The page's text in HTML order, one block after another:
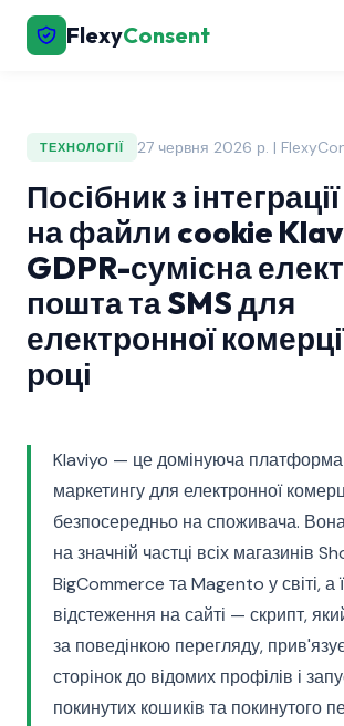
FlexyConsent
ТЕХНОЛОГІЇ 27 червня 2026 р. |
Посібник з
на файли cookie
GDPR-сумісна
пошта та SMS для
електронної
році
Klaviyo — це домінуюча
маркетингу для електронної
безпосередньо на споживача.
на значній частці всіх магазинів
BigCommerce та Magento у світі, а
відстеження на сайті — скрипт,
за поведінкою перегляду,
сторінок до відомих профілів і
покинутих кошиків та покинутого